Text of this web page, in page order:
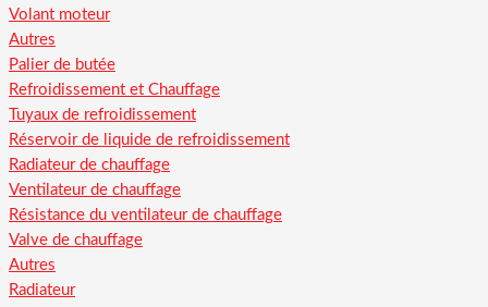
Volant moteur
Autres
Palier de butée
Refroidissement et Chauffage
Tuyaux de refroidissement
Réservoir de liquide de refroidissement
Radiateur de chauffage
Ventilateur de chauffage
Résistance du ventilateur de chauffage
Valve de chauffage
Autres
Radiateur